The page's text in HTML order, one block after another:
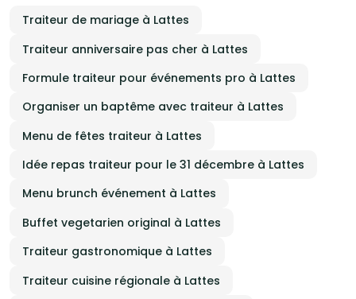
Traiteur de mariage à Lattes
Traiteur anniversaire pas cher à Lattes
Formule traiteur pour événements pro à Lattes
Organiser un baptême avec traiteur à Lattes
Menu de fêtes traiteur à Lattes
Idée repas traiteur pour le 31 décembre à Lattes
Menu brunch événement à Lattes
Buffet vegetarien original à Lattes
Traiteur gastronomique à Lattes
Traiteur cuisine régionale à Lattes